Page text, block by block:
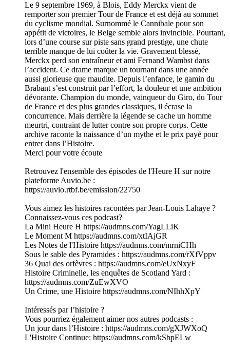
Le 9 septembre 1969, à Blois, Eddy Merckx vient de
remporter son premier Tour de France et est déjà au sommet
du cyclisme mondial. Surnommé le Cannibale pour son
appétit de victoires, le Belge semble alors invincible. Pourtant,
lors d’une course sur piste sans grand prestige, une chute
terrible manque de lui coûter la vie. Gravement blessé,
Merckx perd son entraîneur et ami Fernand Wambst dans
l’accident. Ce drame marque un tournant dans une année
aussi glorieuse que maudite. Depuis l’enfance, le gamin du
Brabant s’est construit par l’effort, la douleur et une ambition
dévorante. Champion du monde, vainqueur du Giro, du Tour
de France et des plus grandes classiques, il écrase la
concurrence. Mais derrière la légende se cache un homme
meurtri, contraint de lutter contre son propre corps. Cette
archive raconte la naissance d’un mythe et le prix payé pour
entrer dans l’Histoire.
Merci pour votre écoute
Retrouvez l'ensemble des épisodes de l'Heure H sur notre
plateforme Auvio.be :
https://auvio.rtbf.be/emission/22750
Vous aimez les histoires racontées par Jean-Louis Lahaye ?
Connaissez-vous ces podcast?
La Mini Heure H https://audmns.com/YagLLiK
Le Moment M https://audmns.com/xtIAjGR
Les Notes de l'Histoire https://audmns.com/mrniCHh
Sous le sable des Pyramides : https://audmns.com/rXfVppv
36 Quai des orfèvres : https://audmns.com/eUxNxyF
Histoire Criminelle, les enquêtes de Scotland Yard :
https://audmns.com/ZuEwXVO
Un Crime, une Histoire https://audmns.com/NIhhXpY
Intéressés par l’histoire ?
Vous pourriez également aimer nos autres podcasts :
Un jour dans l’Histoire : https://audmns.com/gXJWXoQ
L'Histoire Continue: https://audmns.com/kSbpELw